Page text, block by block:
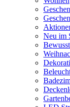
Neu im